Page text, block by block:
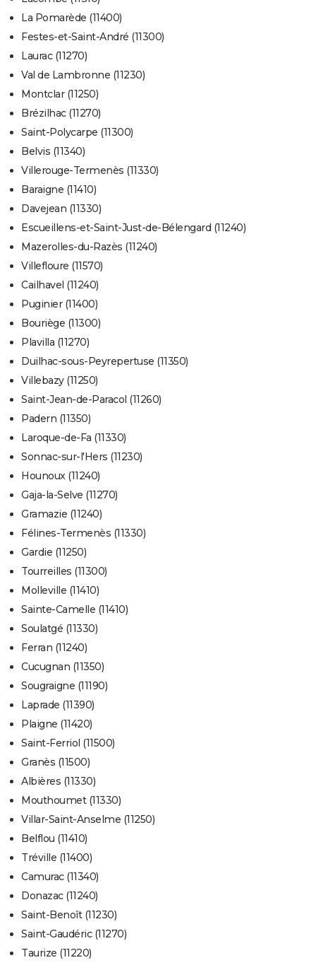
La Pomarède (11400)
Festes-et-Saint-André (11300)
Laurac (11270)
Val de Lambronne (11230)
Montclar (11250)
Brézilhac (11270)
Saint-Polycarpe (11300)
Belvis (11340)
Villerouge-Termenès (11330)
Baraigne (11410)
Davejean (11330)
Escueillens-et-Saint-Just-de-Bélengard (11240)
Mazerolles-du-Razès (11240)
Villefloure (11570)
Cailhavel (11240)
Puginier (11400)
Bouriège (11300)
Plavilla (11270)
Duilhac-sous-Peyrepertuse (11350)
Villebazy (11250)
Saint-Jean-de-Paracol (11260)
Padern (11350)
Laroque-de-Fa (11330)
Sonnac-sur-l'Hers (11230)
Hounoux (11240)
Gaja-la-Selve (11270)
Gramazie (11240)
Félines-Termenès (11330)
Gardie (11250)
Tourreilles (11300)
Molleville (11410)
Sainte-Camelle (11410)
Soulatgé (11330)
Ferran (11240)
Cucugnan (11350)
Sougraigne (11190)
Laprade (11390)
Plaigne (11420)
Saint-Ferriol (11500)
Granès (11500)
Albières (11330)
Mouthoumet (11330)
Villar-Saint-Anselme (11250)
Belflou (11410)
Tréville (11400)
Camurac (11340)
Donazac (11240)
Saint-Benoît (11230)
Saint-Gaudéric (11270)
Taurize (11220)